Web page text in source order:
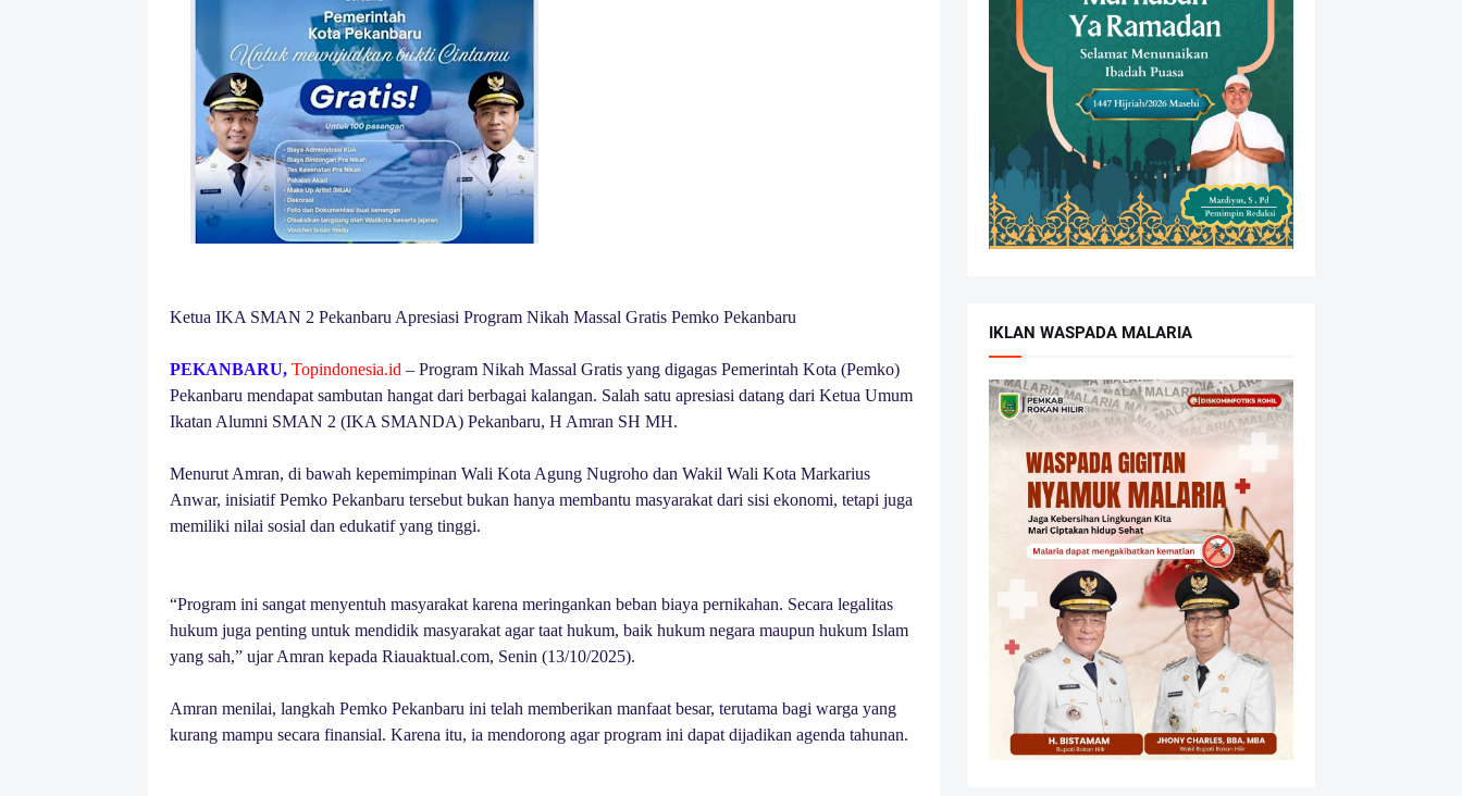
Ketua IKA SMAN 2 Pekanbaru Apresiasi Program Nikah Massal Gratis Pemko Pekanbaru
PEKANBARU, Topindonesia.id – Program Nikah Massal Gratis yang digagas Pemerintah Kota (Pemko)
Pekanbaru mendapat sambutan hangat dari berbagai kalangan. Salah satu apresiasi datang dari Ketua Umum
Ikatan Alumni SMAN 2 (IKA SMANDA) Pekanbaru, H Amran SH MH.
Menurut Amran, di bawah kepemimpinan Wali Kota Agung Nugroho dan Wakil Wali Kota Markarius
Anwar, inisiatif Pemko Pekanbaru tersebut bukan hanya membantu masyarakat dari sisi ekonomi, tetapi juga
memiliki nilai sosial dan edukatif yang tinggi.
“Program ini sangat menyentuh masyarakat karena meringankan beban biaya pernikahan. Secara legalitas
hukum juga penting untuk mendidik masyarakat agar taat hukum, baik hukum negara maupun hukum Islam
yang sah,” ujar Amran kepada Riauaktual.com, Senin (13/10/2025).
Amran menilai, langkah Pemko Pekanbaru ini telah memberikan manfaat besar, terutama bagi warga yang
kurang mampu secara finansial. Karena itu, ia mendorong agar program ini dapat dijadikan agenda tahunan.
IKLAN WASPADA MALARIA